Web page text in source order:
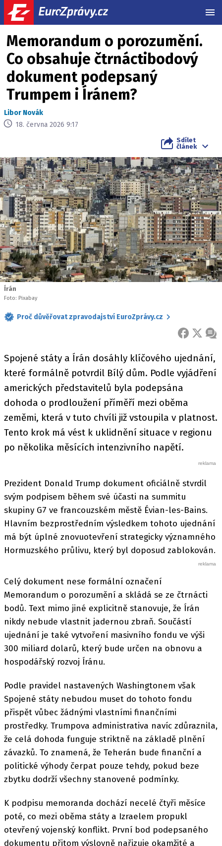
Memorandum o porozumění.
Co obsahuje čtrnáctibodový
dokument podepsaný
Trumpem i Íránem?
Libor Novák
18. června 2026 9:17
Sdílet
článek
Írán
Foto: Pixabay
Proč důvěřovat zpravodajství EuroZprávy.cz
FACEBOOK
X
Spojené státy a Írán dosáhly klíčového ujednání,
které formálně potvrdil Bílý dům. Podle vyjádření
amerických představitelů byla podepsána
dohoda o prodloužení příměří mezi oběma
zeměmi, která v tuto chvíli již vstoupila v platnost.
Tento krok má vést k uklidnění situace v regionu
po několika měsících intenzivního napětí.
Prezident Donald Trump dokument oficiálně stvrdil
svým podpisem během své účasti na summitu
skupiny G7 ve francouzském městě Évian-les-Bains.
Hlavním bezprostředním výsledkem tohoto ujednání
má být úplné znovuotevření strategicky významného
Hormuzského průlivu, který byl doposud zablokován.
Celý dokument nese formální označení
Memorandum o porozumění a skládá se ze čtrnácti
bodů. Text mimo jiné explicitně stanovuje, že Írán
nikdy nebude vlastnit jadernou zbraň. Součástí
ujednání je také vytvoření masivního fondu ve výši
300 miliard dolarů, který bude určen na obnovu a
hospodářský rozvoj Íránu.
Podle pravidel nastavených Washingtonem však
Spojené státy nebudou muset do tohoto fondu
přispět vůbec žádnými vlastními finančními
prostředky. Trumpova administrativa navíc zdůraznila,
že celá dohoda funguje striktně na základě plnění
závazků. To znamená, že Teherán bude finanční a
politické výhody čerpat pouze tehdy, pokud beze
zbytku dodrží všechny stanovené podmínky.
K podpisu memoranda dochází necelé čtyři měsíce
poté, co mezi oběma státy a Izraelem propukl
otevřený vojenský konflikt. První bod podepsaného
dokumentu přitom výslovně nařizuje okamžité a